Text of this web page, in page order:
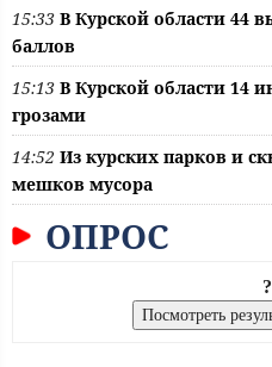
15:33 В Курской области 44
баллов
15:13 В Курской области 14
грозами
14:52 Из курских парков и
мешков мусора
ОПРОС
?